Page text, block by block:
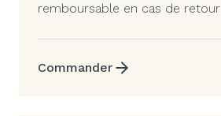
remboursable en cas de retour
Commander